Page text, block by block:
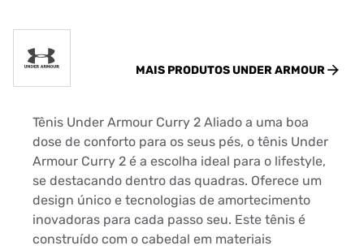
MAIS PRODUTOSUNDER ARMOUR
Tênis Under Armour Curry 2 Aliado a uma boa
dose de conforto para os seus pés, o tênis Under
Armour Curry 2 é a escolha ideal para o lifestyle,
se destacando dentro das quadras. Oferece um
design único e tecnologias de amortecimento
inovadoras para cada passo seu. Este tênis é
construído com o cabedal em materiais